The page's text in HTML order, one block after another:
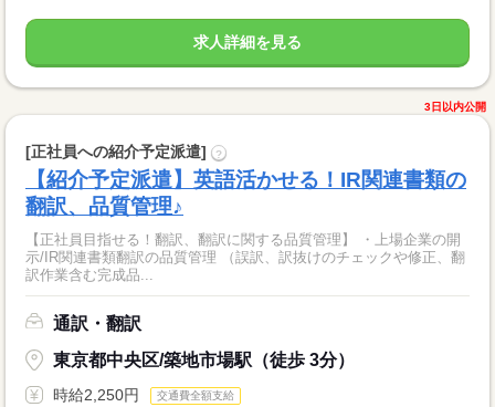
求人詳細を見る
3日以内公開
[正社員への紹介予定派遣] ?
【紹介予定派遣】英語活かせる！IR関連書類の
翻訳、品質管理♪
【正社員目指せる！翻訳、翻訳に関する品質管理】 ・上場企業の開
示/IR関連書類翻訳の品質管理 （誤訳、訳抜けのチェックや修正、翻
訳作業含む完成品...
通訳・翻訳
東京都中央区/築地市場駅（徒歩 3分）
時給2,250円 交通費全額支給